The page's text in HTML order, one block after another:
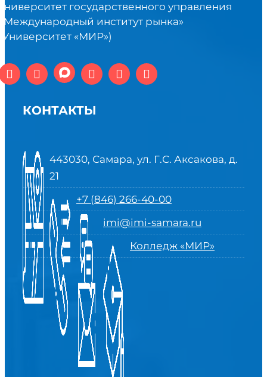
государственного управления
институт рынка»
«МИР»)
КОНТАКТЫ
443030, Самара, ул. Г.С. Аксакова, д.
21
+7 (846) 266-40-00
imi@imi-samara.ru
Колледж «МИР»